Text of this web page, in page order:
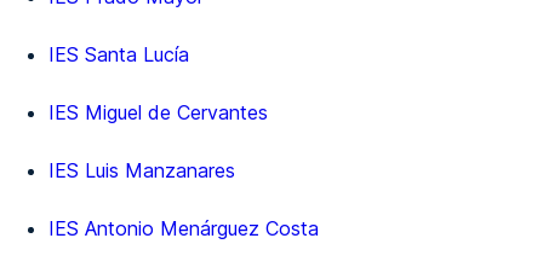
IES Santa Lucía
IES Miguel de Cervantes
IES Luis Manzanares
IES Antonio Menárguez Costa